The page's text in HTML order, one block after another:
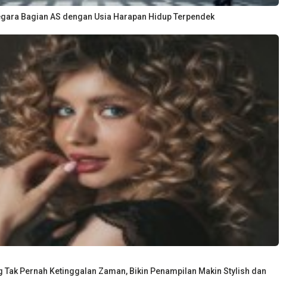
Bagian AS dengan Usia Harapan Hidup Terpendek
Tak Pernah Ketinggalan Zaman, Bikin Penampilan Makin Stylish dan